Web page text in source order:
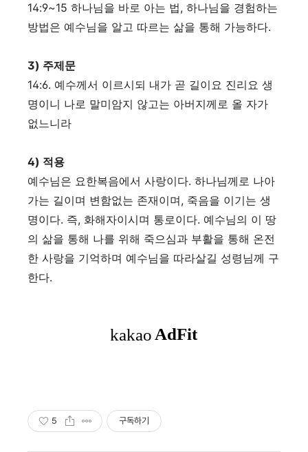
14:9~15 하나님을 바로 아는 법, 하나님을 경험하는
방법은 예수님을 알고 따르는 삶을 통해 가능하다.
3) 주제문
14:6. 예수께서 이르시되 내가 곧 길이요 진리요 생
명이니 나로 말미암지 않고는 아버지께로 올 자가
없느니라
4) 적용
예수님은 요한복음에서 사랑이다. 하나님께로 나아
가는 길이며 변함없는 존재이며, 죽음을 이기는 생
명이다. 즉, 화해자이시며 통로이다. 예수님의 이 땅
의 삶을 통해 나를 위해 죽으심과 부활을 통해 온전
한 사랑을 기억하며 예수님을 따라살길 성령님께 구
한다.
5 구독하기